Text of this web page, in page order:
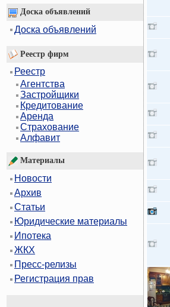
Доска объявлений
Доска объявлений
Реестр фирм
Реестр
Агентства
Застройщики
Кредитование
Аренда
Страхование
Алфавит
Материалы
Новости
Архив
Статьи
Юридические материалы
Ипотека
ЖКХ
Пресс-релизы
Регистрация прав